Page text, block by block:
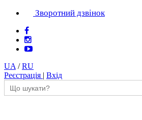
Зворотний дзвінок
UA /RU
Реєстрація | Вхід